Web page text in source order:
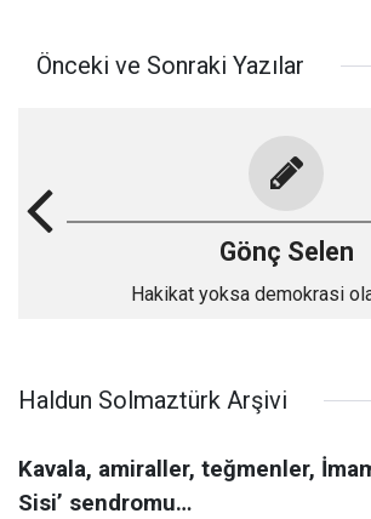
Önceki ve Sonraki Yazılar
Gönç Selen
Hakikat yoksa demokrasi
Haldun Solmaztürk Arşivi
Kavala, amiraller, teğmenler,
Sisi’ sendromu…